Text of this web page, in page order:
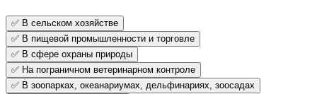
✅ В сельском хозяйстве
✅ В пищевой промышленности и торговле
✅ В сфере охраны природы
✅ На пограничном ветеринарном контроле
✅ В зоопарках, океанариумах, дельфинариях, зоосадах